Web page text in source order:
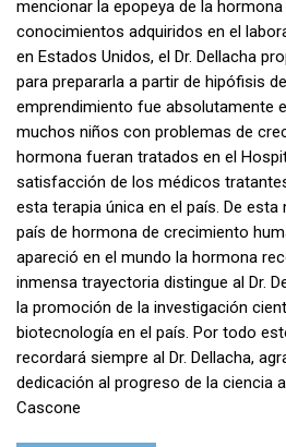
mencionar la epopeya de la
conocimientos adquiridos en el
en Estados Unidos, el Dr. Dellacha
para prepararla a partir de hipófisis
emprendimiento fue absolutamente
muchos niños con problemas de
hormona fueran tratados en el
satisfacción de los médicos
esta terapia única en el país. De
país de hormona de crecimiento
apareció en el mundo la hormona
inmensa trayectoria distingue al Dr.
la promoción de la investigación
biotecnología en el país. Por todo
recordará siempre al Dr. Dellacha,
dedicación al progreso de la ciencia
Cascone